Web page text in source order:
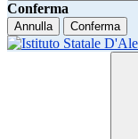
Conferma
Annulla Conferma